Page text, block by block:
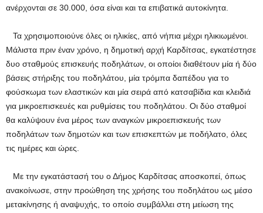
ανέρχονται σε 30.000, όσα είναι και τα επιβατικά αυτοκίνητα.
Τα χρησιμοποιούνε όλες οι ηλικίες, από νήπια μέχρι ηλικιωμένοι.
Μάλιστα πριν έναν χρόνο, η δημοτική αρχή Καρδίτσας, εγκατέστησε
δυο σταθμούς επισκευής ποδηλάτων, οι οποίοι διαθέτουν μία ή δύο
βάσεις στήριξης του ποδηλάτου, μία τρόμπα δαπέδου για το
φούσκωμα των ελαστικών και μία σειρά από κατσαβίδια και κλειδιά
για μικροεπισκευές και ρυθμίσεις του ποδηλάτου. Οι δύο σταθμοί
θα καλύψουν ένα μέρος των αναγκών μικροεπισκευής των
ποδηλάτων των δημοτών και των επισκεπτών με ποδήλατο, όλες
τις ημέρες και ώρες.
Με την εγκατάστασή του ο Δήμος Καρδίτσας αποσκοπεί, όπως
ανακοίνωσε, στην προώθηση της χρήσης του ποδηλάτου ως μέσο
μετακίνησης ή αναψυχής, το οποίο συμβάλλει στη μείωση της